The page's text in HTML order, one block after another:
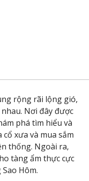
rộng rãi lộng gió,
Nơi đây được
phá tìm hiểu và
xưa và mua sắm
thống. Ngoài ra,
tàng ẩm thực cực
Hôm.